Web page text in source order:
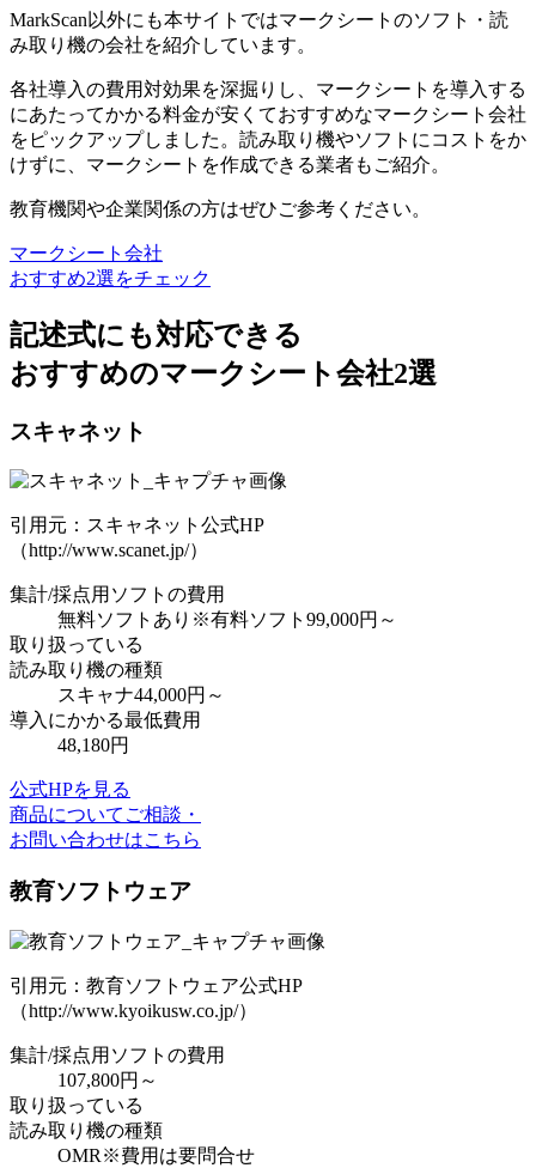
MarkScan以外にも本サイトではマークシートのソフト・読
み取り機の会社を紹介しています。
各社導入の費用対効果を深掘りし、マークシートを導入する
にあたってかかる料金が安くておすすめなマークシート会社
をピックアップしました。読み取り機やソフトにコストをか
けずに、マークシートを作成できる業者もご紹介。
教育機関や企業関係の方はぜひご参考ください。
マークシート会社
おすすめ2選をチェック
記述式にも対応できる
おすすめのマークシート会社2選
スキャネット
引用元：スキャネット公式HP
（http://www.scanet.jp/）
集計/採点用ソフトの費用
無料ソフトあり ※有料ソフト99,000円～
取り扱っている
読み取り機の種類
スキャナ44,000円～
導入にかかる最低費用
48,180円
公式HPを見る
商品についてご相談・
お問い合わせはこちら
教育ソフトウェア
引用元：教育ソフトウェア公式HP
（http://www.kyoikusw.co.jp/）
集計/採点用ソフトの費用
107,800円～
取り扱っている
読み取り機の種類
OMR ※費用は要問合せ